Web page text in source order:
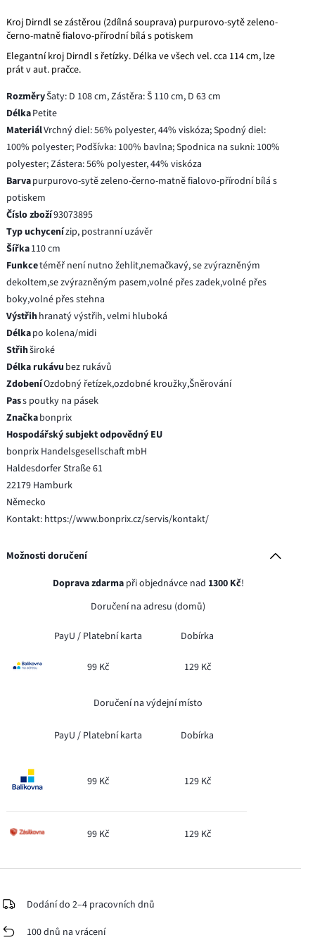
Kroj Dirndl se zástěrou (2dílná souprava) purpurovo-sytě zeleno-
černo-matně fialovo-přírodní bílá s potiskem
Elegantní kroj Dirndl s řetízky. Délka ve všech vel. cca 114 cm, lze
prát v aut. pračce.
RozměryŠaty: D 108 cm, Zástěra: Š 110 cm, D 63 cm
DélkaPetite
MateriálVrchný diel: 56% polyester, 44% viskóza; Spodný diel:
100% polyester; Podšívka: 100% bavlna; Spodnica na sukni: 100%
polyester; Zástera: 56% polyester, 44% viskóza
Barvapurpurovo-sytě zeleno-černo-matně fialovo-přírodní bílá s
potiskem
Číslo zboží93073895
Typ uchycenízip, postranní uzávěr
Šířka110 cm
Funkcetéměř není nutno žehlit,nemačkavý, se zvýrazněným
dekoltem,se zvýrazněným pasem,volné přes zadek,volné přes
boky,volné přes stehna
Výstřihhranatý výstřih, velmi hluboká
Délkapo kolena/midi
Střihširoké
Délka rukávu bez rukávů
ZdobeníOzdobný řetízek,ozdobné kroužky,Šněrování
Pass poutky na pásek
Značkabonprix
Hospodářský subjekt odpovědný EU
bonprix Handelsgesellschaft mbH
Haldesdorfer Straße 61
22179 Hamburk
Německo
Kontakt: https://www.bonprix.cz/servis/kontakt/
Možnosti doručení
Doprava zdarmapři objednávce nad 1300 Kč!
Doručení na adresu (domů)
PayU / Platební karta Dobírka
99 Kč 129 Kč
Doručení na výdejní místo
PayU / Platební karta Dobírka
99 Kč 129 Kč
99 Kč 129 Kč
Dodání do 2–4 pracovních dnů
100 dnů na vrácení